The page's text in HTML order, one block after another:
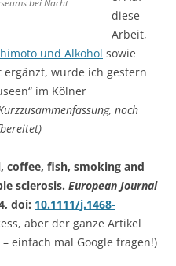
bei Nacht
diese
Arbeit,
und Alkohol sowie
ergänzt, wurde ich gestern
im Kölner
noch
coffee, fish, smoking and
sclerosis. European Journal
doi: 10.1111/j.1468-
aber der ganze Artikel
einfach mal Google fragen!)